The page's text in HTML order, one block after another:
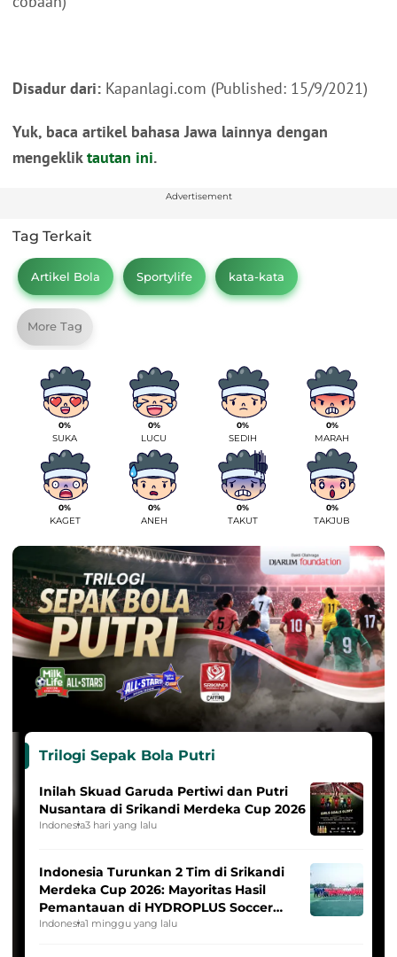
Disadur dari: Kapanlagi.com (Published: 15/9/2021)
Yuk, baca artikel bahasa Jawa lainnya dengan
mengekliktautan ini.
Advertisement
Tag Terkait
Artikel Bola Sportylife kata-kata
More Tag
0%
SUKA
0%
LUCU
0%
SEDIH
0%
MARAH
0%
KAGET
0%
ANEH
0%
TAKUT
0%
TAKJUB
Trilogi Sepak Bola Putri
Inilah Skuad Garuda Pertiwi dan Putri
Nusantara di Srikandi Merdeka Cup 2026
Indonesia3 hari yang lalu
Indonesia Turunkan 2 Tim di Srikandi
Merdeka Cup 2026: Mayoritas Hasil
Pemantauan di HYDROPLUS Soccer
League
Indonesia1 minggu yang lalu